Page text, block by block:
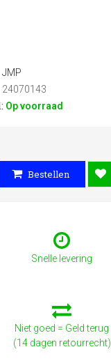
JMP
24070143
Op voorraad
Bestellen
Snelle levering
Niet goed = Geld terug
(14 dagen retourrecht)